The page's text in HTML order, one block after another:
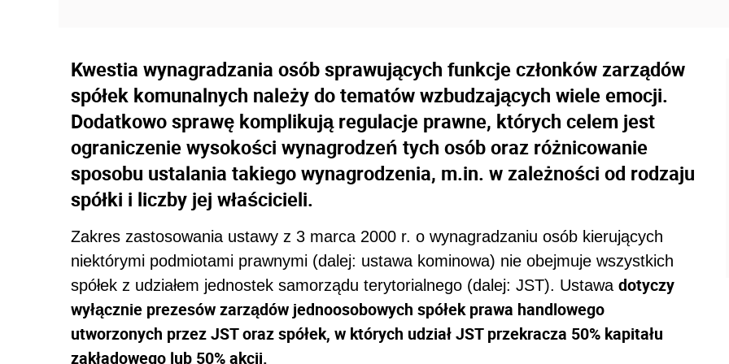
Kwestia wynagradzania osób sprawujących funkcje członków zarządów
spółek komunalnych należy do tematów wzbudzających wiele emocji.
Dodatkowo sprawę komplikują regulacje prawne, których celem jest
ograniczenie wysokości wynagrodzeń tych osób oraz różnicowanie
sposobu ustalania takiego wynagrodzenia, m.in. w zależności od rodzaju
spółki i liczby jej właścicieli.
Zakres zastosowania ustawy z 3 marca 2000 r. o wynagradzaniu osób kierujących
niektórymi podmiotami prawnymi (dalej: ustawa kominowa) nie obejmuje wszystkich
spółek z udziałem jednostek samorządu terytorialnego (dalej: JST). Ustawa dotyczy
wyłącznie prezesów zarządów jednoosobowych spółek prawa handlowego
utworzonych przez JST oraz spółek, w których udział JST przekracza 50% kapitału
zakładowego lub 50% akcji.